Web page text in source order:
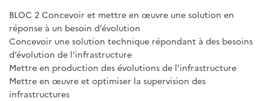
BLOC 2 Concevoir et mettre en œuvre une solution en
réponse à un besoin d’évolution
Concevoir une solution technique répondant à des besoins
d’évolution de l'infrastructure
Mettre en production des évolutions de l’infrastructure
Mettre en œuvre et optimiser la supervision des
infrastructures